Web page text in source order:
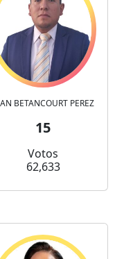
BETANCOURT PEREZ
15
Votos
62,633